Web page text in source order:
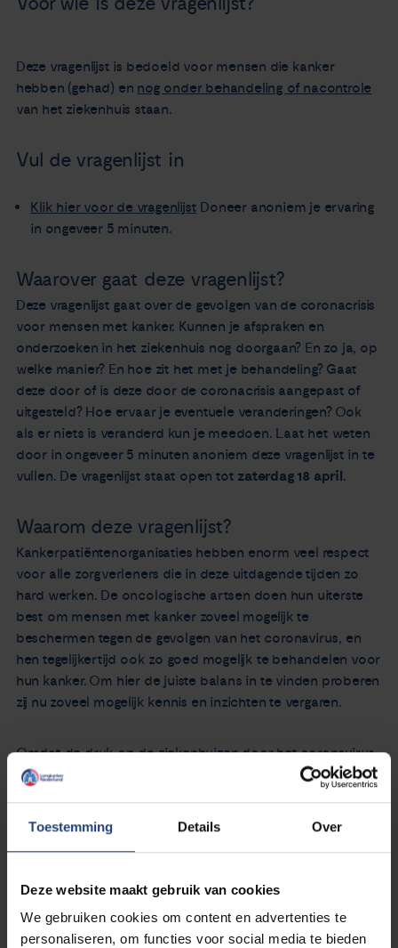
Toestemming Details Over
Deze website maakt gebruik van cookies
We gebruiken cookies om content en advertenties te
personaliseren, om functies voor social media te bieden
Deze vragenlijst is bedoeld voor mensen die kanker
hebben (gehad) en nog onder behandeling of nacontrole
van het ziekenhuis staan.
Vul de vragenlijst in
Klik hier voor de vragenlijst Doneer anoniem je ervaring
in ongeveer 5 minuten.
Waarover gaat deze vragenlijst?
Deze vragenlijst gaat over de gevolgen van de coronacrisis
voor mensen met kanker. Kunnen je afspraken en
onderzoeken in het ziekenhuis nog doorgaan? En zo ja, op
welke manier? En hoe zit het met je behandeling? Gaat
deze door of is deze door de coronacrisis aangepast of
uitgesteld? Hoe ervaar je eventuele veranderingen? Ook
als er niets is veranderd kun je meedoen. Laat het weten
door in ongeveer 5 minuten anoniem deze vragenlijst in te
vullen. De vragenlijst staat open tot zaterdag 18 april.
Waarom deze vragenlijst?
Kankerpatiëntenorganisaties hebben enorm veel respect
voor alle zorgverleners die in deze uitdagende tijden zo
hard werken. De oncologische artsen doen hun uiterste
best om mensen met kanker zoveel mogelijk te
beschermen tegen de gevolgen van het coronavirus, en
hen tegelijkertijd ook zo goed mogelijk te behandelen voor
hun kanker. Om hier de juiste balans in te vinden proberen
zij nu zoveel mogelijk kennis en inzichten te vergaren.
Omdat de druk op de ziekenhuizen door het coronavirus
voorlopig nog hoog zal blijven, is het belangrijk dat er nu al
wordt nagedacht over de vraag: hoe kunnen we nu en in
kanker zo goed mogelijk doorgaat? Medisch specialisten
te brengen hoe kankerpatiënten de gevolgen van de
coronacrisis ervaren. Samen met medisch specialisten is
deze vragenlijst opgezet.